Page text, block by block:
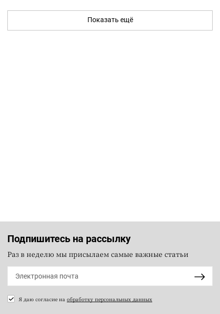
Показать ещё
Подпишитесь на рассылку
Раз в неделю мы присылаем самые важные статьи
Я даю согласие на обработку персональных данных